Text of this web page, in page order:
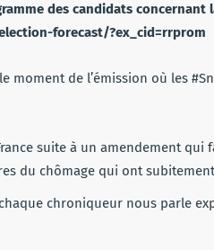
des candidats concernant
forecast/?ex_cid=rrprom
le moment de l’émission où les
suite à un amendement qui
du chômage qui ont
chroniqueur nous parle